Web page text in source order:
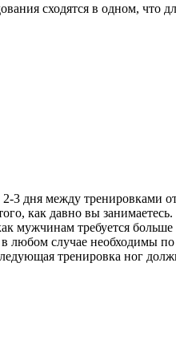
сходятся в одном, что
3 дня между тренировками
как давно вы
мужчинам требуется
случае необходимы
тренировка ног